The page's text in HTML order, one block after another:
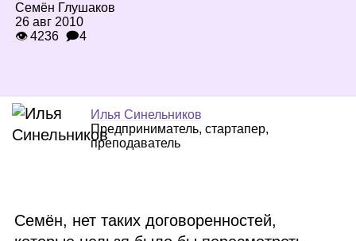
Семён Глушаков
26 авг 2010
👁 4236 🗩4
Илья Синельников
Предприниматель, стартапер,
преподаватель
Семён, нет таких договоренностей,